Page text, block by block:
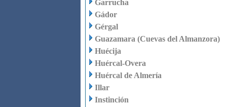
Garrucha
Gádor
Gérgal
Guazamara (Cuevas del Almanzora)
Huécija
Huércal-Overa
Huércal de Almería
Illar
Instinción